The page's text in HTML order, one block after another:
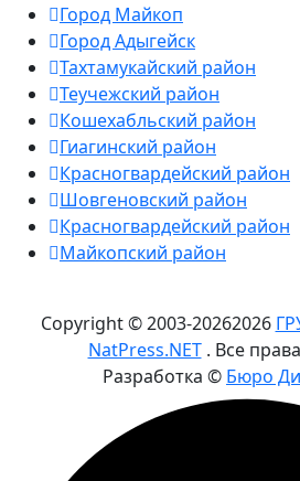
Город Майкоп
Город Адыгейск
Тахтамукайский район
Теучежский район
Кошехабльский район
Гиагинский район
Красногвардейский район
Шовгеновский район
Красногвардейский район
Майкопский район
Copyright © 2003-20262026
NatPress.NET. Все
Разработка © Бюро